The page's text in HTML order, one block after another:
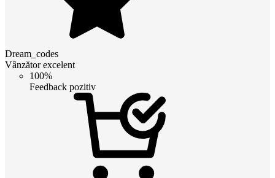
Dream_codes
Vânzător excelent
100%
Feedback pozitiv